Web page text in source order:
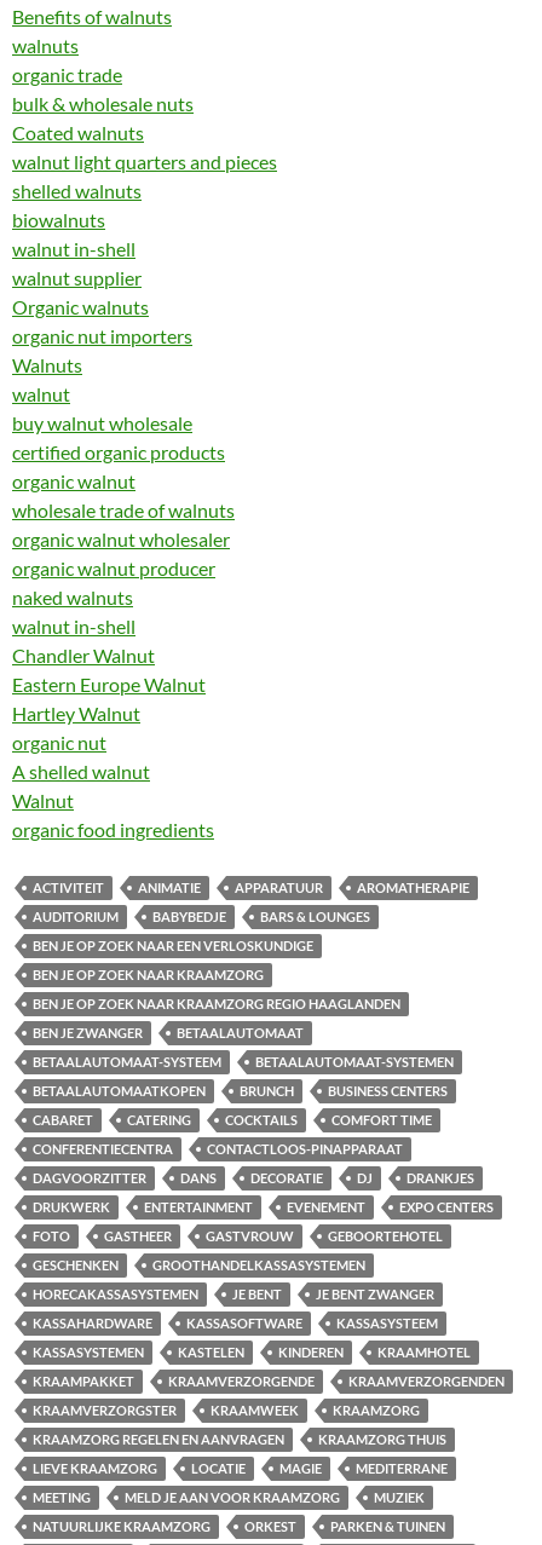
Benefits of walnuts
walnuts
organic trade
bulk & wholesale nuts
Coated walnuts
walnut light quarters and pieces
shelled walnuts
biowalnuts
walnut in-shell
walnut supplier
Organic walnuts
organic nut importers
Walnuts
walnut
buy walnut wholesale
certified organic products
organic walnut
wholesale trade of walnuts
organic walnut wholesaler
organic walnut producer
naked walnuts
walnut in-shell
Chandler Walnut
Eastern Europe Walnut
Hartley Walnut
organic nut
A shelled walnut
Walnut
organic food ingredients
ACTIVITEIT ANIMATIE APPARATUUR
AROMATHERAPIE
AUDITORIUM
BABYBEDJE
BARS & LOUNGES
BEN JE OP ZOEK NAAR EEN VERLOSKUNDIGE
BEN JE OP ZOEK NAAR KRAAMZORG
BEN JE OP ZOEK NAAR KRAAMZORG REGIO HAAGLANDEN
BEN JE ZWANGER
BETAALAUTOMAAT
BETAALAUTOMAAT-SYSTEEM
BETAALAUTOMAAT-SYSTEMEN
BETAALAUTOMAATKOPEN
BRUNCH
BUSINESS CENTERS
CABARET
CATERING COCKTAILS
COMFORT TIME
CONFERENTIECENTRA
CONTACTLOOS-PINAPPARAAT
DAGVOORZITTER
DANS DECORATIE DJ
DRANKJES
DRUKWERK
ENTERTAINMENT EVENEMENT
EXPO CENTERS
FOTO
GASTHEER GASTVROUW
GEBOORTEHOTEL
GESCHENKEN
GROOTHANDELKASSASYSTEMEN
HORECAKASSASYSTEMEN
JE BENT
JE BENT ZWANGER
KASSAHARDWARE
KASSASOFTWARE
KASSASYSTEEM
KASSASYSTEMEN
KASTELEN KINDEREN
KRAAMHOTEL
KRAAMPAKKET
KRAAMVERZORGENDE
KRAAMVERZORGENDEN
KRAAMVERZORGSTER
KRAAMWEEK
KRAAMZORG
KRAAMZORG REGELEN EN AANVRAGEN
KRAAMZORG THUIS
LIEVE KRAAMZORG
LOCATIE MAGIE
MEDITERRANE
MEETING
MELD JE AAN VOOR KRAAMZORG
MUZIEK
NATUURLIJKE KRAAMZORG
ORKEST
PARKEN & TUINEN